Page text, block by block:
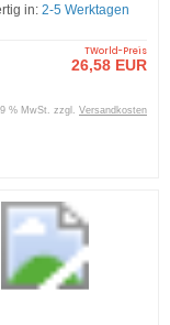
in: 2-5 Werktagen
TWorld-Preis
26,58 EUR
% MwSt. zzgl. Versandkosten